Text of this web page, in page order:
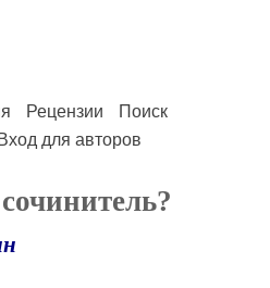
Рецензии
Поиск
Вход для авторов